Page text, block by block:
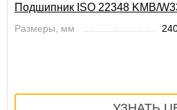
Подшипник ISO 22348 KMB/
Размеры, мм